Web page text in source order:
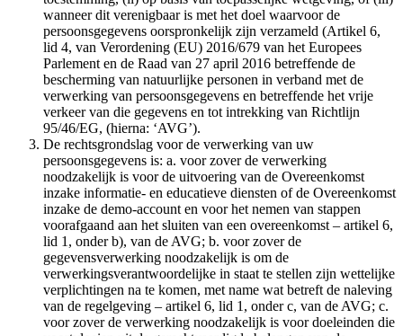
wanneer dit verenigbaar is met het doel waarvoor de
persoonsgegevens oorspronkelijk zijn verzameld (Artikel 6,
lid 4, van Verordening (EU) 2016/679 van het Europees
Parlement en de Raad van 27 april 2016 betreffende de
bescherming van natuurlijke personen in verband met de
verwerking van persoonsgegevens en betreffende het vrije
verkeer van die gegevens en tot intrekking van Richtlijn
95/46/EG, (hierna: ‘AVG’).
De rechtsgrondslag voor de verwerking van uw
persoonsgegevens is: a. voor zover de verwerking
noodzakelijk is voor de uitvoering van de Overeenkomst
inzake informatie- en educatieve diensten of de Overeenkomst
inzake de demo-account en voor het nemen van stappen
voorafgaand aan het sluiten van een overeenkomst – artikel 6,
lid 1, onder b), van de AVG; b. voor zover de
gegevensverwerking noodzakelijk is om de
verwerkingsverantwoordelijke in staat te stellen zijn wettelijke
verplichtingen na te komen, met name wat betreft de naleving
van de regelgeving – artikel 6, lid 1, onder c, van de AVG; c.
voor zover de verwerking noodzakelijk is voor doeleinden die